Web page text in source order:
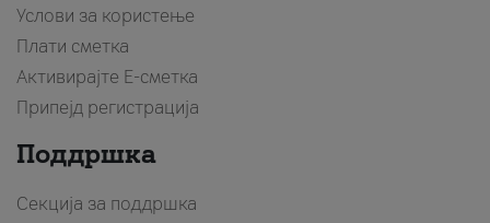
Услови за користење
Плати сметка
Активирајте Е-сметка
Припејд регистрација
Поддршка
Секција за поддршка